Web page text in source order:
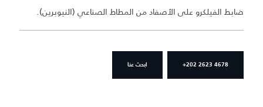
ضابط الفيلكرو على الأصفاد من المطاط الصناعي (النيوبرين).
+202 2623 4678 ابحث عنا